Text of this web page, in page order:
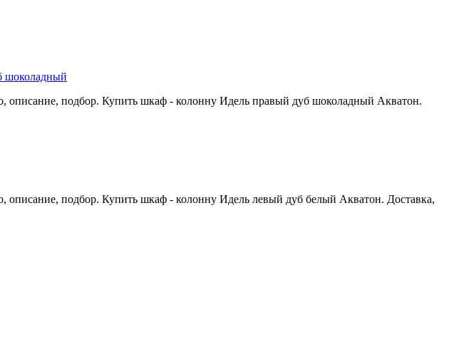
шоколадный
описание, подбор. Купить шкаф - колонну Идель правый дуб шоколадный Акватон.
подбор. Купить шкаф - колонну Идель левый дуб белый Акватон. Доставка,